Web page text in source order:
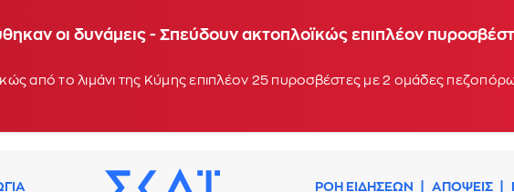
οι δυνάμεις - Σπεύδουν ακτοπλοϊκώς επιπλέον
από το λιμάνι της Κύμης επιπλέον 25 πυροσβέστες με 2 ομάδες
ΡΟΗ ΕΙΔΗΣΕΩΝ ΑΠΟΨΕΙΣ